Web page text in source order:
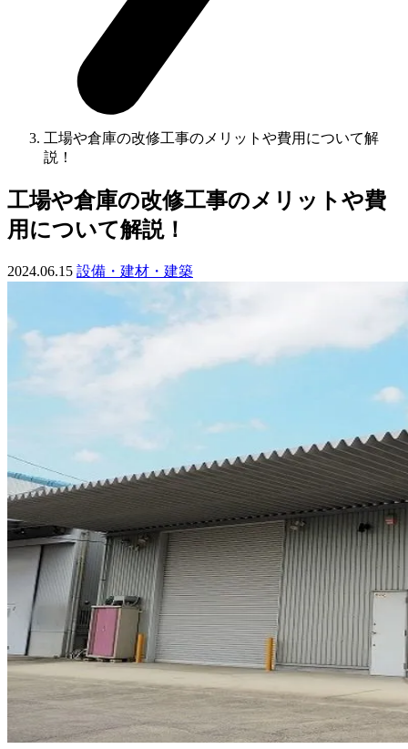
工場や倉庫の改修工事のメリットや費用について解
説！
工場や倉庫の改修工事のメリットや費
用について解説！
2024.06.15 設備・建材・建築